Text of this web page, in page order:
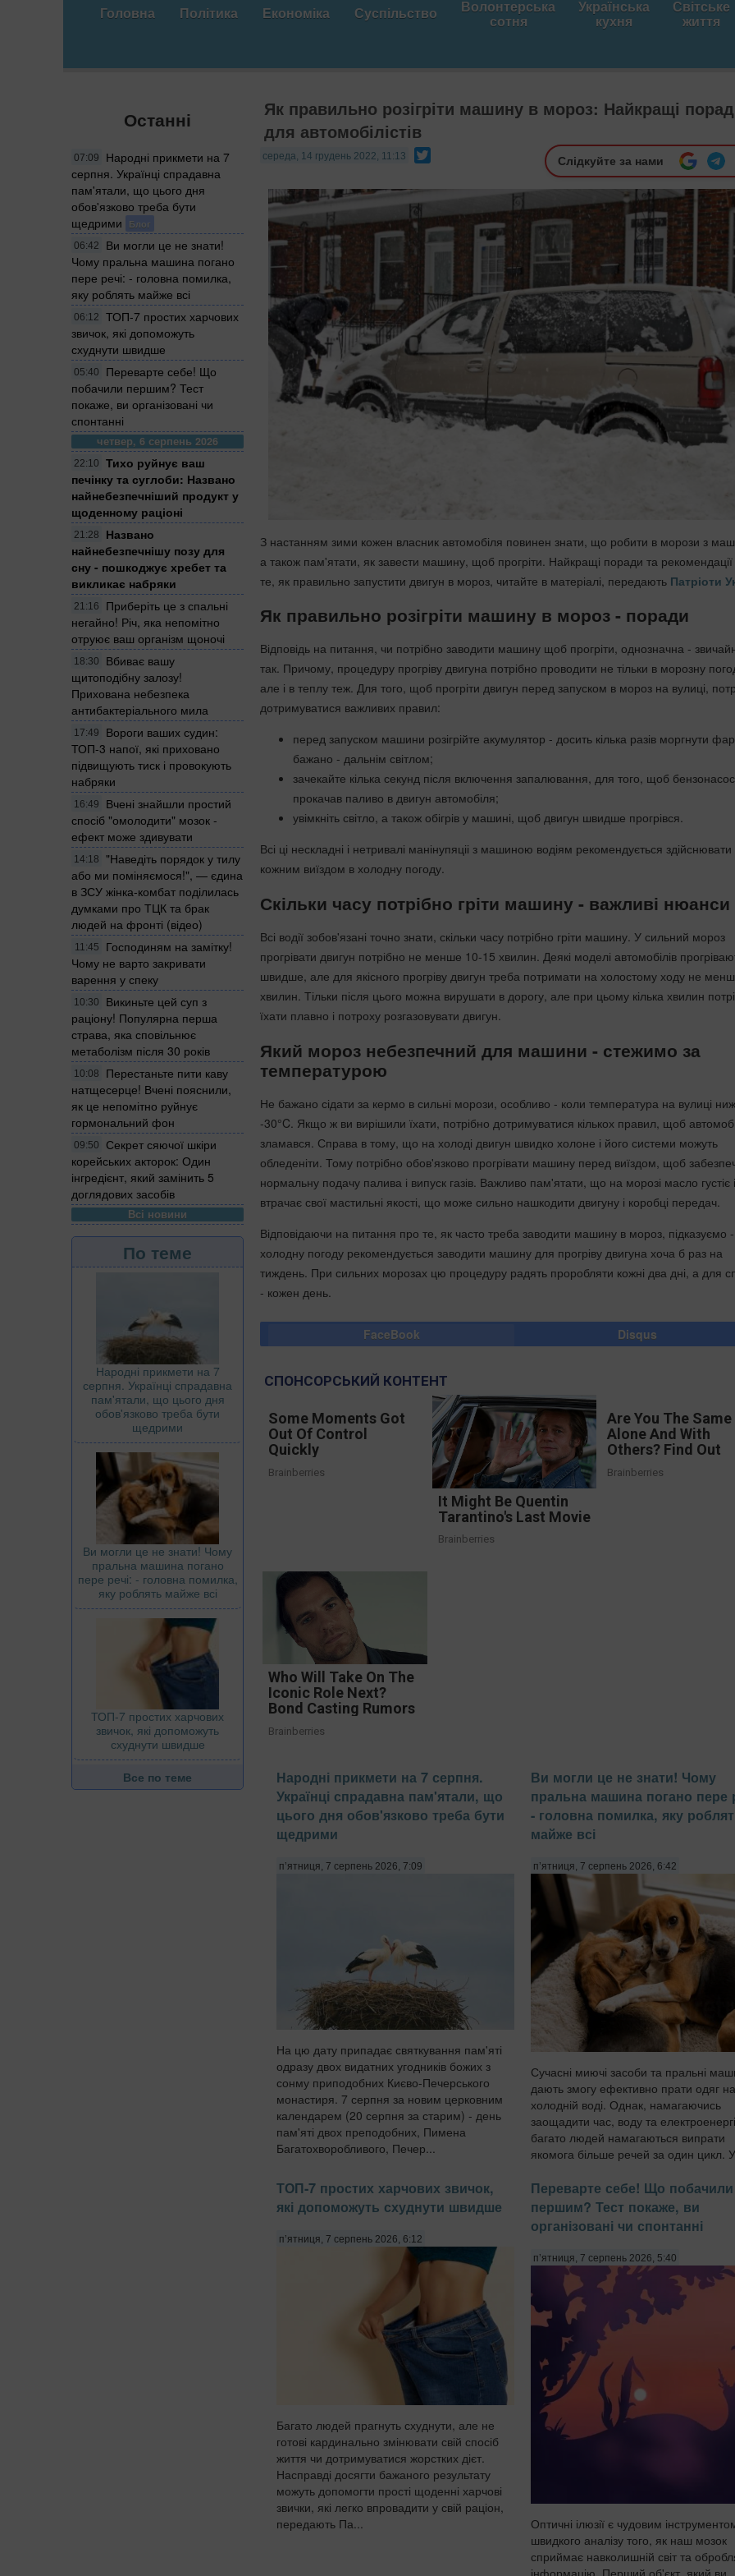
Головна Політика Економіка Суспільство Волонтерська
сотня
Українська
кухня
Світське
життя
Останні
07:09
Народні прикмети на 7
серпня. Українці спрадавна
пам'ятали, що цього дня
обов'язково треба бути
щедрими
Блог
06:42
Ви могли це не знати!
Чому пральна машина погано
пере речі: - головна помилка,
яку роблять майже всі
06:12
ТОП-7 простих харчових
звичок, які допоможуть
схуднути швидше
05:40
Переварте себе! Що
побачили першим? Тест
покаже, ви організовані чи
спонтанні
четвер, 6 серпень 2026
22:10
Тихо руйнує ваш
печінку та суглоби: Названо
найнебезпечніший продукт у
щоденному раціоні
21:28
Названо
найнебезпечнішу позу для
сну - пошкоджує хребет та
викликає набряки
21:16
Приберіть це з спальні
негайно! Річ, яка непомітно
отруює ваш організм щоночі
18:30
Вбиває вашу
щитоподібну залозу!
Прихована небезпека
антибактеріального мила
17:49
Вороги ваших судин:
ТОП-3 напої, які приховано
підвищують тиск і провокують
набряки
16:49
Вчені знайшли простий
спосіб "омолодити" мозок -
ефект може здивувати
14:18
"Наведіть порядок у тилу
або ми поміняємося!", — єдина
в ЗСУ жінка-комбат поділилась
думками про ТЦК та брак
людей на фронті (відео)
11:45
Господиням на замітку!
Чому не варто закривати
варення у спеку
10:30
Викиньте цей суп з
раціону! Популярна перша
страва, яка сповільнює
метаболізм після 30 років
10:08
Перестаньте пити каву
натщесерце! Вчені пояснили,
як це непомітно руйнує
гормональний фон
09:50
Секрет сяючої шкіри
корейських акторок: Один
інгредієнт, який замінить 5
доглядових засобів
Всі новини
По теме
Народні прикмети на 7
серпня. Українці спрадавна
пам'ятали, що цього дня
обов'язково треба бути
щедрими
Ви могли це не знати! Чому
пральна машина погано
пере речі: - головна помилка,
яку роблять майже всі
ТОП-7 простих харчових
звичок, які допоможуть
схуднути швидше
Все по теме
Як правильно розігріти машину в мороз: Найкращі
для автомобілістів
середа, 14 грудень 2022, 11:13 Слідкуйте за нами
З настанням зими кожен власник автомобіля повинен знати, що робити в морози з
а також пам'ятати, як завести машину, щоб прогріти. Найкращі поради та
те, як правильно запустити двигун в мороз, читайте в матеріалі, передають Патріоти
Як правильно розігріти машину в мороз - поради
Відповідь на питання, чи потрібно заводити машину щоб прогріти, однозначна -
так. Причому, процедуру прогріву двигуна потрібно проводити не тільки в морозну
але і в теплу теж. Для того, щоб прогріти двигун перед запуском в мороз на вулиці,
дотримуватися важливих правил:
перед запуском машини розігрійте акумулятор - досить кілька разів моргнути
бажано - дальнім світлом;
зачекайте кілька секунд після включення запалювання, для того, щоб бензонасос
прокачав паливо в двигун автомобіля;
увімкніть світло, а також обігрів у машині, щоб двигун швидше прогрівся.
Всі ці нескладні і нетривалі манінупяціі з машиною водіям рекомендується
кожним виїздом в холодну погоду.
Скільки часу потрібно гріти машину - важливі нюанси
Всі водії зобов'язані точно знати, скільки часу потрібно гріти машину. У сильний мороз
прогрівати двигун потрібно не менше 10-15 хвилин. Деякі моделі автомобілів
швидше, але для якісного прогріву двигун треба потримати на холостому ходу не
хвилин. Тільки після цього можна вирушати в дорогу, але при цьому кілька хвилин
їхати плавно і потроху розгазовувати двигун.
Який мороз небезпечний для машини - стежимо за
температурою
Не бажано сідати за кермо в сильні морози, особливо - коли температура на вулиці
-30°C. Якщо ж ви вирішили їхати, потрібно дотримуватися кількох правил, щоб
зламався. Справа в тому, що на холоді двигун швидко холоне і його системи можуть
обледеніти. Тому потрібно обов'язково прогрівати машину перед виїздом, щоб
нормальну подачу палива і випуск газів. Важливо пам'ятати, що на морозі масло густіє і
втрачає свої мастильні якості, що може сильно нашкодити двигуну і коробці передач.
Відповідаючи на питання про те, як часто треба заводити машину в мороз, підказуємо
холодну погоду рекомендується заводити машину для прогріву двигуна хоча б раз на
тиждень. При сильних морозах цю процедуру радять проробляти кожні два дні, а для
- кожен день.
FaceBook Disqus
СПОНСОРСЬКИЙ КОНТЕНТ
Some Moments Got
Out Of Control
Quickly
Brainberries
It Might Be Quentin
Tarantino's Last Movie
Brainberries
Are You The Same
Alone And With
Others? Find Out
Brainberries
Who Will Take On The
Iconic Role Next?
Bond Casting Rumors
Brainberries
Народні прикмети на 7 серпня.
Українці спрадавна пам'ятали, що
цього дня обов'язково треба бути
щедрими
п’ятниця, 7 серпень 2026, 7:09
На цю дату припадає святкування пам'яті
одразу двох видатних угодників божих з
сонму приподобних Києво-Печерського
монастиря. 7 серпня за новим церковним
календарем (20 серпня за старим) - день
пам'яті двох преподобних, Пимена
Багатохворобливого, Печер...
Ви могли це не знати! Чому
пральна машина погано пере
- головна помилка, яку
майже всі
п’ятниця, 7 серпень 2026, 6:42
Сучасні миючі засоби та пральні
дають змогу ефективно прати одяг
холодній воді. Однак, намагаючись
заощадити час, воду та
багато людей намагаються випрати
якомога більше речей за один цикл. У
ТОП-7 простих харчових звичок,
які допоможуть схуднути швидше
п’ятниця, 7 серпень 2026, 6:12
Багато людей прагнуть схуднути, але не
готові кардинально змінювати свій спосіб
життя чи дотримуватися жорстких дієт.
Насправді досягти бажаного результату
можуть допомогти прості щоденні харчові
звички, які легко впровадити у свій раціон,
передають Па...
Переварте себе! Що побачили
першим? Тест покаже, ви
організовані чи спонтанні
п’ятниця, 7 серпень 2026, 5:40
Оптичні ілюзії є чудовим
швидкого аналізу того, як наш мозок
сприймає навколишній світ та
інформацію. Перший об'єкт, який ви